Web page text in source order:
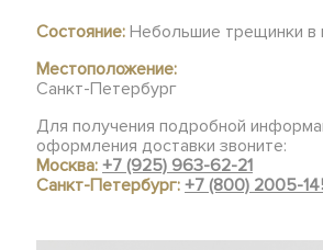
Состояние: Небольшие трещинки в
Местоположение:
Санкт-Петербург
Для получения подробной
оформления доставки звоните:
Москва:+7 (925) 963-62-21
Санкт-Петербург:+7 (800) 2005-